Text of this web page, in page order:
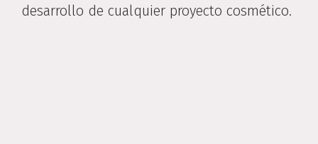
desarrollo de cualquier proyecto cosmético.